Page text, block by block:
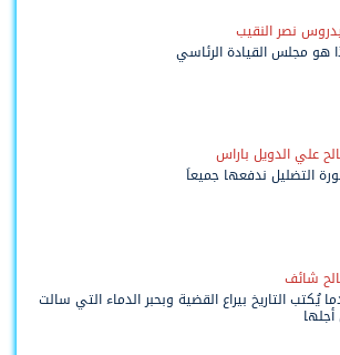
نصر النقيب
هو مجلس القيادة الرئاسي
علي الدويل باراس
التضليل ندفعها جميعاً
شائف
يُكتب التاريخ بيراع القضية وبحبر الدماء التي سالت